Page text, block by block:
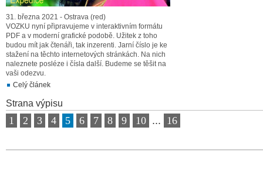
31. března 2021 - Ostrava (red)
VOZKU nyní připravujeme v interaktivním formátu
PDF a v moderní grafické podobě. Užitek z toho
budou mít jak čtenáři, tak inzerenti. Jarní číslo je ke
stažení na těchto internetových stránkách. Na nich
naleznete posléze i čísla další. Budeme se těšit na
vaši odezvu.
Celý článek
Strana výpisu
1 2 3 4 5 6 7 8 9 10 ... 16